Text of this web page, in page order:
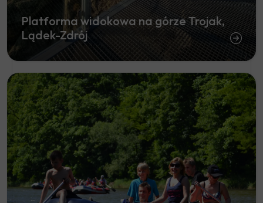
Platforma widokowa na górze Trojak,
Lądek-Zdrój